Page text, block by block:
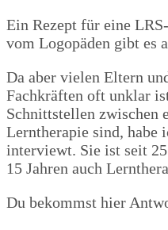
Ein Rezept für eine
vom Logopäden gibt es
Da aber vielen Eltern
Fachkräften oft unklar
Schnittstellen zwischen
Lerntherapie sind, habe
interviewt. Sie ist seit
15 Jahren auch
Du bekommst hier